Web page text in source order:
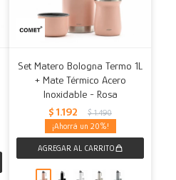
Set Matero Bologna Termo 1L
+ Mate Térmico Acero
Inoxidable - Rosa
$ 1.192 $ 1.490
20